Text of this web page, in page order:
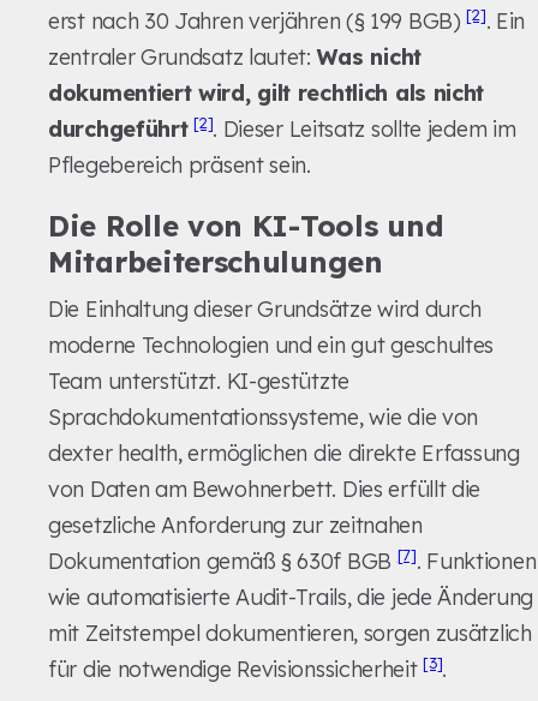
erst nach 30 Jahren verjähren (§ 199 BGB)[2]. Ein
zentraler Grundsatz lautet:Was nicht
dokumentiert wird, gilt rechtlich als nicht
durchgeführt [2]. Dieser Leitsatz sollte jedem im
Pflegebereich präsent sein.
Die Rolle von KI-Tools und
Mitarbeiterschulungen
Die Einhaltung dieser Grundsätze wird durch
moderne Technologien und ein gut geschultes
Team unterstützt. KI-gestützte
Sprachdokumentationssysteme, wie die von
dexter health, ermöglichen die direkte Erfassung
von Daten am Bewohnerbett. Dies erfüllt die
gesetzliche Anforderung zur zeitnahen
Dokumentation gemäß § 630f BGB[7]. Funktionen
wie automatisierte Audit-Trails, die jede Änderung
mit Zeitstempel dokumentieren, sorgen zusätzlich
für die notwendige Revisionssicherheit[3].